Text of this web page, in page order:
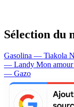
Sélection du
Gasolina — Tiakola
— Landy Mon
— Gazo